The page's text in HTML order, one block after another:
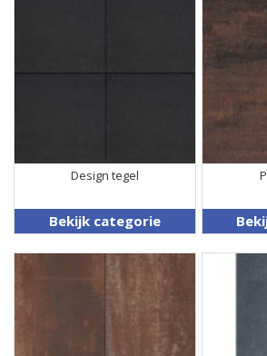
Design tegel
Bekijk categorie